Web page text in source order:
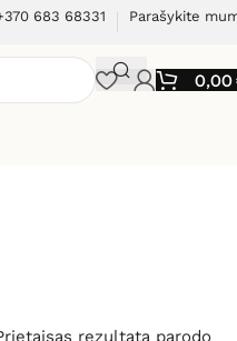
683 68331 Parašykite
0,00
rezultatą parodo